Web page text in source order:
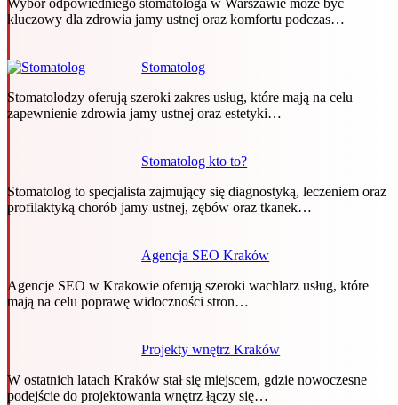
Wybór odpowiedniego stomatologa w Warszawie może być
kluczowy dla zdrowia jamy ustnej oraz komfortu podczas…
Stomatolog
Stomatolodzy oferują szeroki zakres usług, które mają na celu
zapewnienie zdrowia jamy ustnej oraz estetyki…
Stomatolog kto to?
Stomatolog to specjalista zajmujący się diagnostyką, leczeniem oraz
profilaktyką chorób jamy ustnej, zębów oraz tkanek…
Agencja SEO Kraków
Agencje SEO w Krakowie oferują szeroki wachlarz usług, które
mają na celu poprawę widoczności stron…
Projekty wnętrz Kraków
W ostatnich latach Kraków stał się miejscem, gdzie nowoczesne
podejście do projektowania wnętrz łączy się…